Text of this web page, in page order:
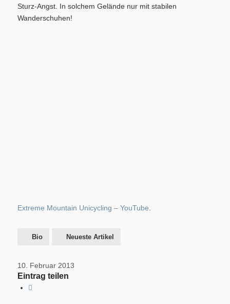
Bilder
Sturz-Angst. In solchem Gelände nur mit stabilen
Wanderschuhen!
Extreme Mountain Unicycling – YouTube
Bio Neueste Artikel
10. Februar 2013
Eintrag teilen